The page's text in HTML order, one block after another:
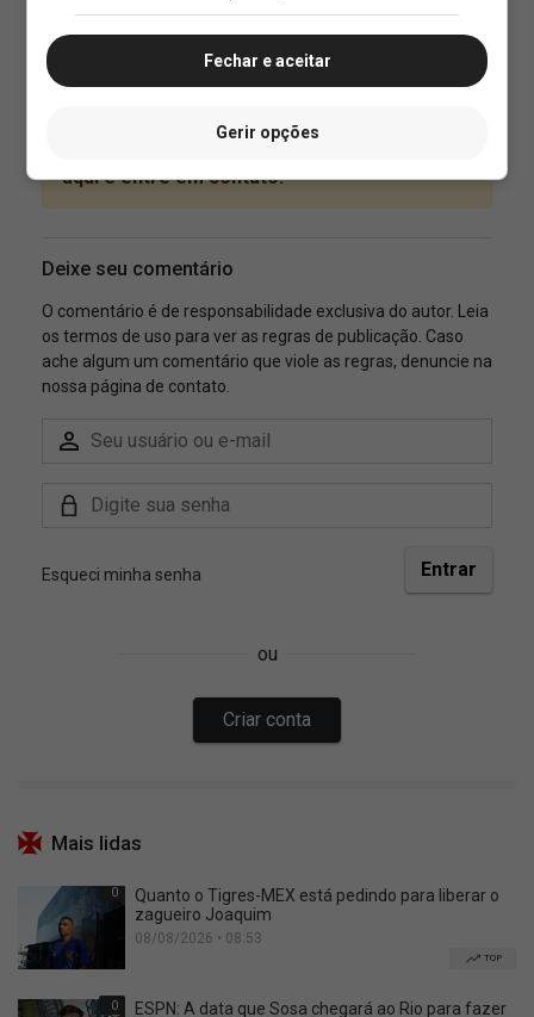
Mais lidas
0
Quanto o Tigres-MEX está pedindo para liberar o
zagueiro Joaquim
08/08/2026 • 08:53
TOP
0
ESPN: A data que Sosa chegará ao Rio para fazer
Fechar e aceitar
Gerir opções